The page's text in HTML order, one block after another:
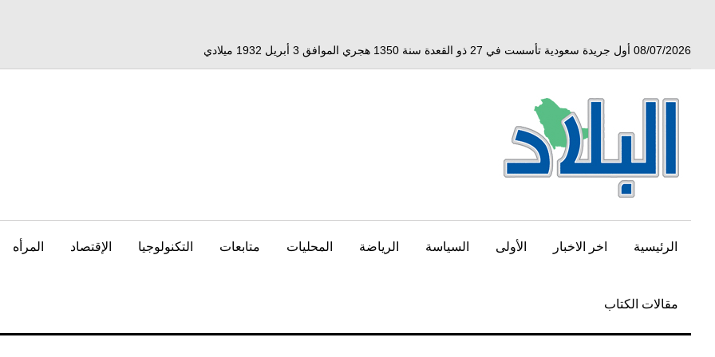
08/07/2026 أول جريدة سعودية تأسست في 27 ذو القعدة سنة 1350 هجري الموافق 3 أبريل 1932 ميلادي
الرئيسية اخر الاخبار الأولى السياسة الرياضة المحليات متابعات التكنولوجيا الإقتصاد المرأه
مقالات الكتاب